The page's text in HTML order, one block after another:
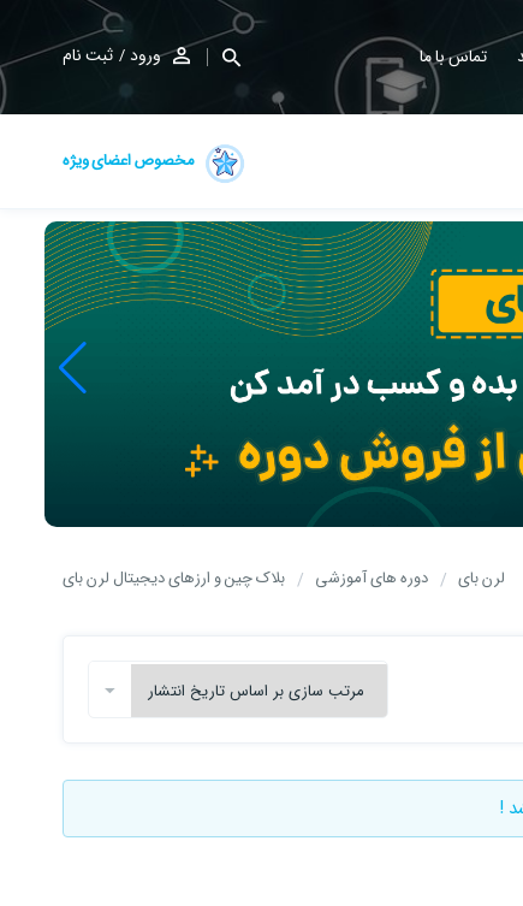
تماس با ما ورود ثبت نام
مخصوص اعضای ویژه
لرن بای دوره های آموزشی بلاک چین و ارزهای دیجیتال لرن بای
!